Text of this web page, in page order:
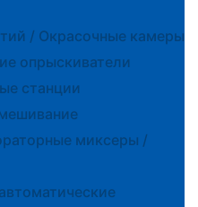
/ Окрасочные камеры
опрыскиватели
станции
миксеры /